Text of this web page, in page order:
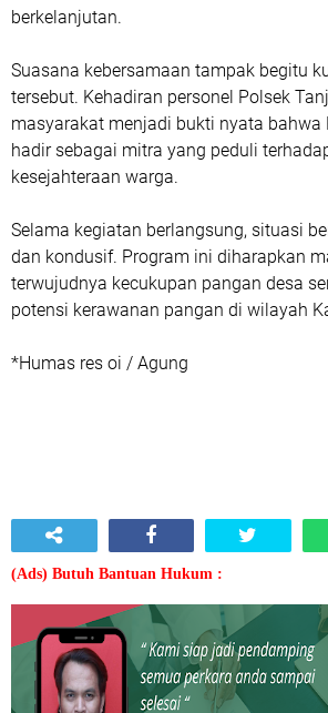
berkelanjutan.
Suasana kebersamaan tampak begitu
tersebut. Kehadiran personel Polsek
masyarakat menjadi bukti nyata bahwa
hadir sebagai mitra yang peduli
kesejahteraan warga.
Selama kegiatan berlangsung, situasi
dan kondusif. Program ini diharapkan
terwujudnya kecukupan pangan desa
potensi kerawanan pangan di wilayah
*Humas res oi / Agung
(Ads) Butuh Bantuan Hukum :